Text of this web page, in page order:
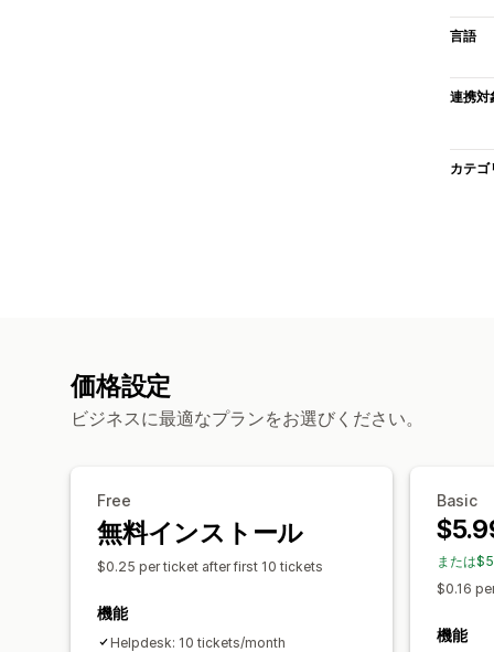
言語
連携対
カテゴ
価格設定
ビジネスに最適なプランをお選びください。
Free
無料インストール
$0.25 per ticket after first 10 tickets
機能
Helpdesk: 10 tickets/month
Basic
または
$0.16
機能